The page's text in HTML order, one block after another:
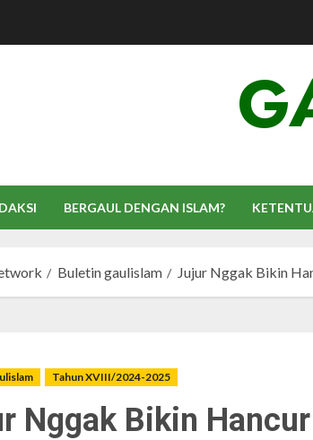
BERGAUL DENGAN ISLAM?
Buletin gaulislam Jujur Nggak Bikin
Tahun XVIII/2024-2025
Nggak Bikin Hancur